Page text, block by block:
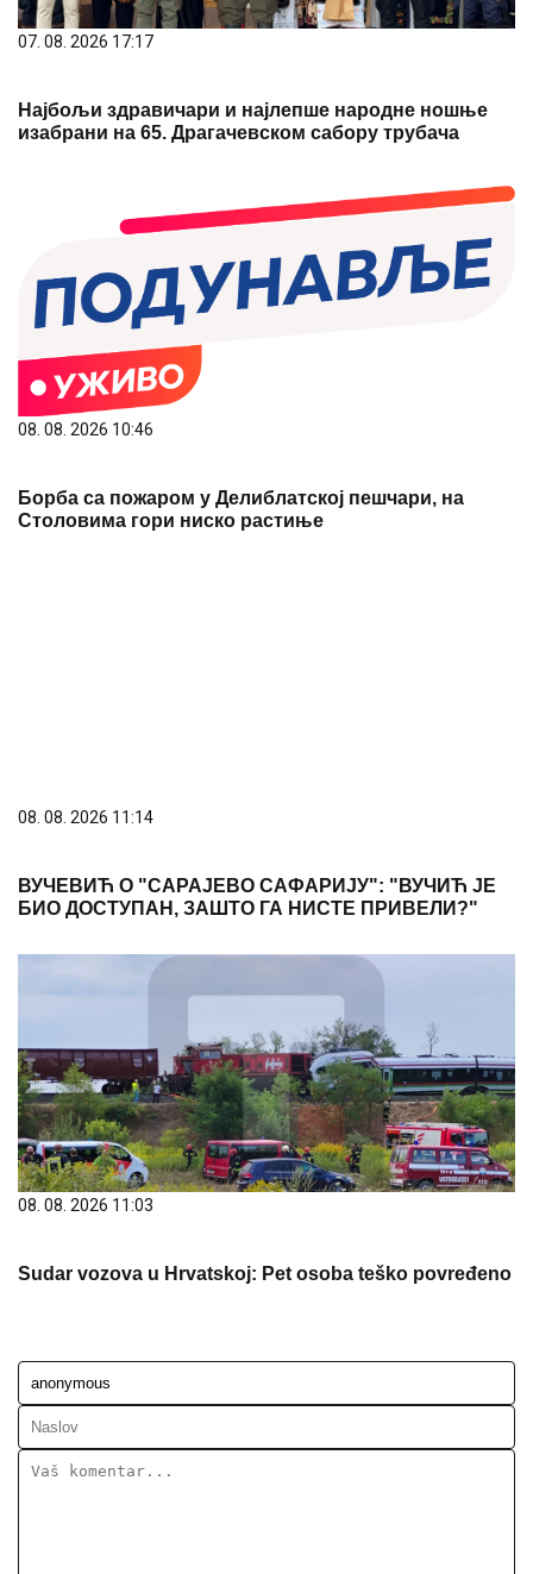
07. 08. 2026 17:17
Најбољи здравичари и најлепше народне ношње
изабрани на 65. Драгачевском сабору трубача
08. 08. 2026 10:46
Борба са пожаром у Делиблатској пешчари, на
Столовима гори ниско растиње
08. 08. 2026 11:14
ВУЧЕВИЋ О "САРАЈЕВО САФАРИЈУ": "ВУЧИЋ ЈЕ
БИО ДОСТУПАН, ЗАШТО ГА НИСТЕ ПРИВЕЛИ?"
08. 08. 2026 11:03
Sudar vozova u Hrvatskoj: Pet osoba teško povređeno